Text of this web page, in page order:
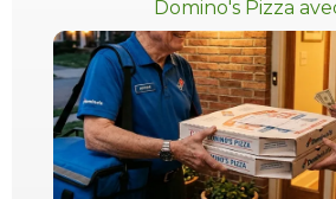
Domino's Pizza